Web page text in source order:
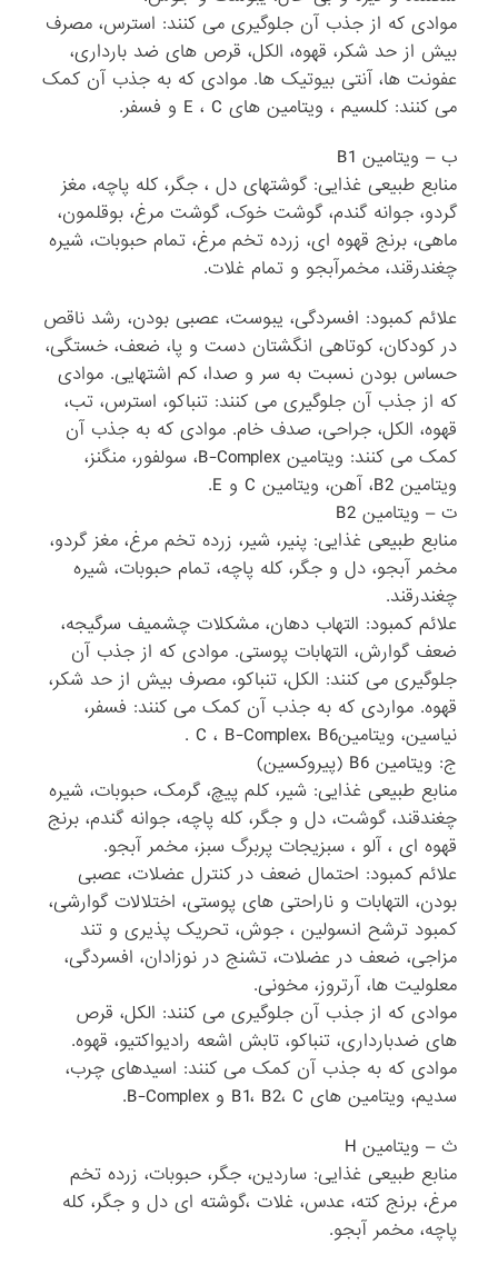
موادی که از جذب آن جلوگیری می کنند: استرس، مصرف
بیش از حد شکر، قهوه، الکل، قرص های ضد بارداری،
عفونت ها، آنتی بیوتیک ها. موادی که به جذب آن کمک
می کنند: کلسیم ، ویتامین های E ، C و فسفر.
ب – ویتامین B1
منابع طبیعی غذایی: گوشتهای دل ، جگر، کله پاچه، مغز
گردو، جوانه گندم، گوشت خوک، گوشت مرغ، بوقلمون،
ماهی، برنج قهوه ای، زرده تخم مرغ، تمام حبوبات، شیره
چغندرقند، مخمرآبجو و تمام غلات.
علائم کمبود: افسردگی، یبوست، عصبی بودن، رشد ناقص
در کودکان، کوتاهی انگشتان دست و پا، ضعف، خستگی،
حساس بودن نسبت به سر و صدا، کم اشتهایی. موادی
که از جذب آن جلوگیری می کنند: تنباکو، استرس، تب،
قهوه، الکل، جراحی، صدف خام. موادی که به جذب آن
کمک می کنند: ویتامین B-Complex، سولفور، منگنز،
ویتامین B2، آهن، ویتامین C و E.
ت – ویتامین B2
منابع طبیعی غذایی: پنیر، شیر، زرده تخم مرغ، مغز گردو،
مخمر آبجو، دل و جگر، کله پاچه، تمام حبوبات، شیره
چغندرقند.
علائم کمبود: التهاب دهان، مشکلات چشمیف سرگیجه،
ضعف گوارش، التهابات پوستی. موادی که از جذب آن
جلوگیری می کنند: الکل، تنباکو، مصرف بیش از حد شکر،
قهوه. مواردی که به جذب آن کمک می کنند: فسفر،
نیاسین، ویتامینC ، B-Complex، B6 .
ج: ویتامین B6 (پیروکسین)
منابع طبیعی غذایی: شیر، کلم پیچ، گرمک، حبوبات، شیره
چغندقند، گوشت، دل و جگر، کله پاچه، جوانه گندم، برنج
قهوه ای ، آلو ، سبزیجات پربرگ سبز، مخمر آبجو.
علائم کمبود: احتمال ضعف در کنترل عضلات، عصبی
بودن، التهابات و ناراحتی های پوستی، اختلالات گوارشی،
کمبود ترشح انسولین ، جوش، تحریک پذیری و تند
مزاجی، ضعف در عضلات، تشنج در نوزادان، افسردگی،
معلولیت ها، آرتروز، مخونی.
موادی که از جذب آن جلوگیری می کنند: الکل، قرص
های ضدبارداری، تنباکو، تابش اشعه رادیواکتیو، قهوه.
موادی که به جذب آن کمک می کنند: اسیدهای چرب،
سدیم، ویتامین های B1، B2، C و B-Complex.
ث – ویتامین H
منابع طبیعی غذایی: ساردین، جگر، حبوبات، زرده تخم
مرغ، برنج کته، عدس، غلات ،گوشته ای دل و جگر، کله
پاچه، مخمر آبجو.